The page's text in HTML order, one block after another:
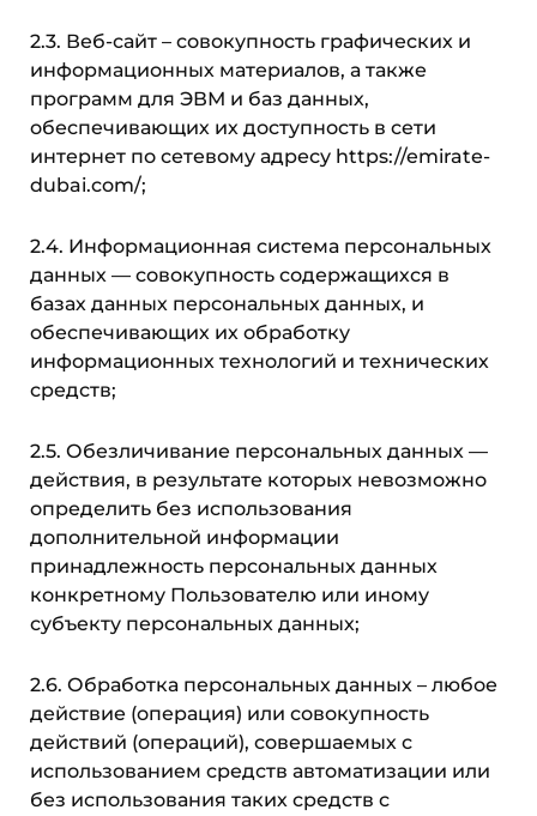
2.3. Веб-сайт – совокупность графических и
информационных материалов, а также
программ для ЭВМ и баз данных,
обеспечивающих их доступность в сети
интернет по сетевому адресу https://emirate-
dubai.com/;
2.4. Информационная система персональных
данных — совокупность содержащихся в
базах данных персональных данных, и
обеспечивающих их обработку
информационных технологий и технических
средств;
2.5. Обезличивание персональных данных —
действия, в результате которых невозможно
определить без использования
дополнительной информации
принадлежность персональных данных
конкретному Пользователю или иному
субъекту персональных данных;
2.6. Обработка персональных данных – любое
действие (операция) или совокупность
действий (операций), совершаемых с
использованием средств автоматизации или
без использования таких средств с